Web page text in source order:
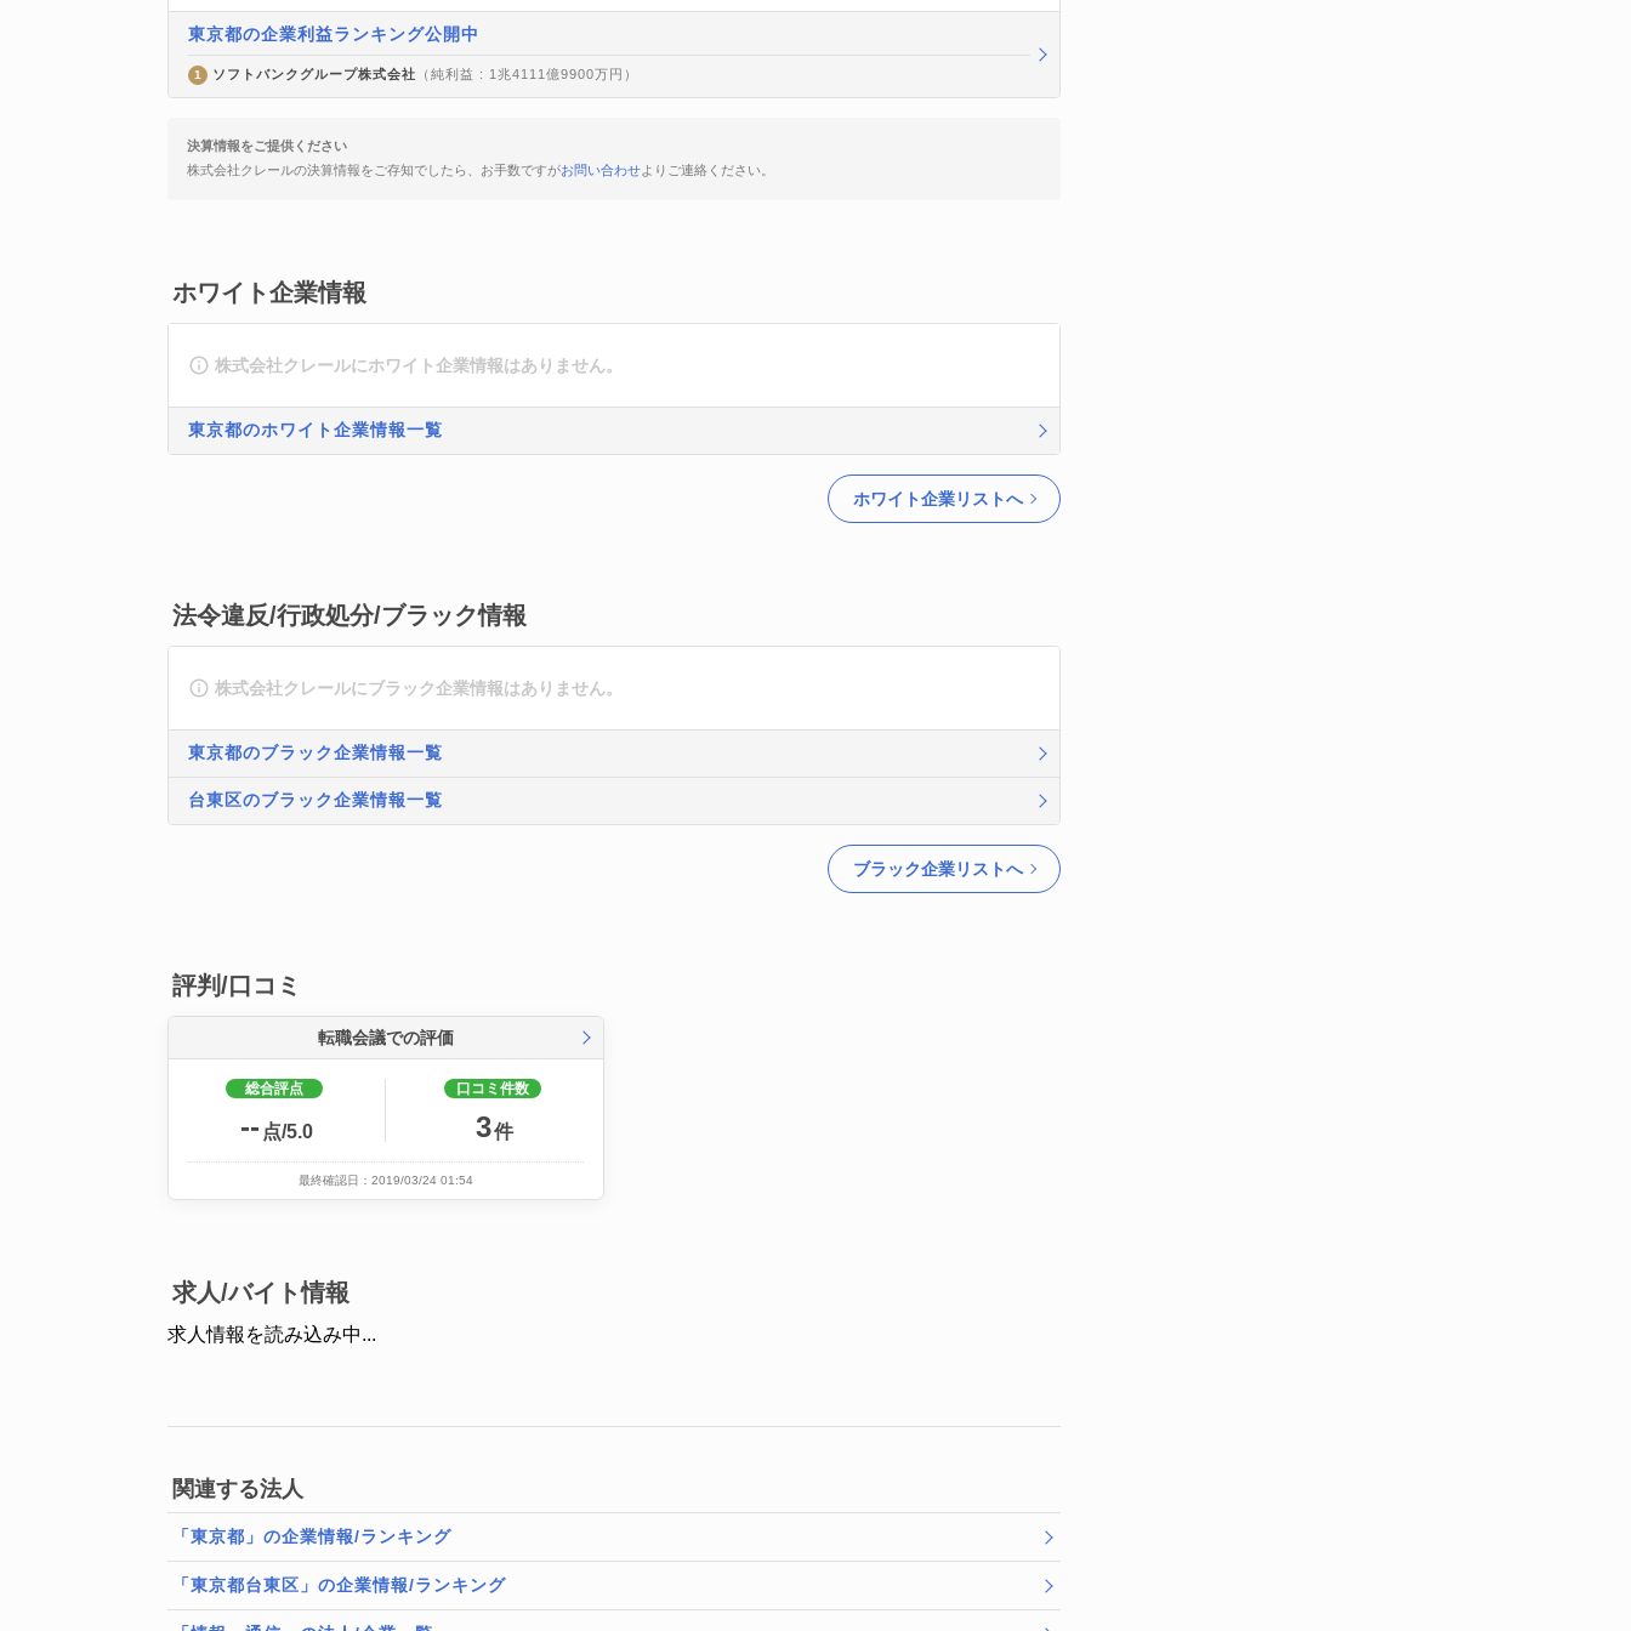
東京都の企業利益ランキング公開中
1 ソフトバンクグループ株式会社 （純利益 : 1兆4111億9900万円）
決算情報をご提供ください
株式会社クレールの決算情報をご存知でしたら、お手数ですがお問い合わせよりご連絡ください。
ホワイト企業情報
株式会社クレールにホワイト企業情報はありません。
東京都のホワイト企業情報一覧
ホワイト企業リストへ
法令違反/行政処分/ブラック情報
株式会社クレールにブラック企業情報はありません。
東京都のブラック企業情報一覧
台東区のブラック企業情報一覧
ブラック企業リストへ
評判/口コミ
転職会議での評価
総合評点
-- 点/5.0
口コミ件数
3件
最終確認日：2019/03/24 01:54
求人/バイト情報
求人情報を読み込み中...
関連する法人
「東京都」の企業情報/ランキング
「東京都台東区」の企業情報/ランキング